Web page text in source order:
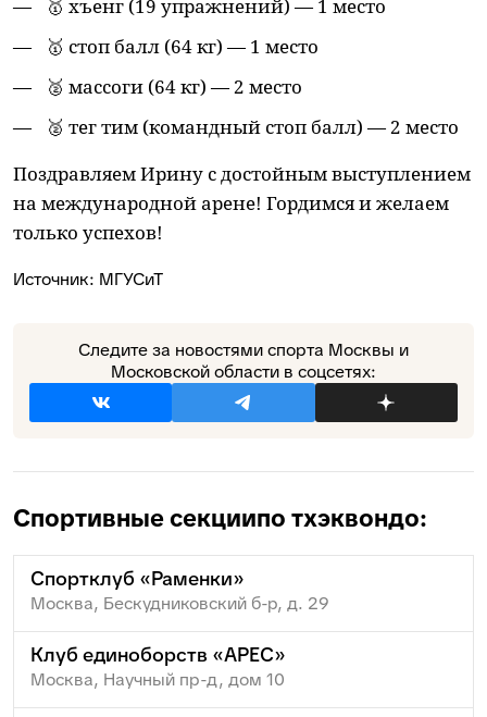
🥇 хъенг (19 упражнений) — 1 место
🥇 стоп балл (64 кг) — 1 место
🥈 массоги (64 кг) — 2 место
🥈 тег тим (командный стоп балл) — 2 место
Поздравляем Ирину с достойным выступлением
на международной арене! Гордимся и желаем
только успехов!
Источник: МГУСиТ
Следите за новостями спорта Москвы и
Московской области в соцсетях:
Спортивные секциипо тхэквондо:
Спортклуб «Раменки»
Москва, Бескудниковский б-р, д. 29
Клуб единоборств «АРЕС»
Москва, Научный пр-д, дом 10